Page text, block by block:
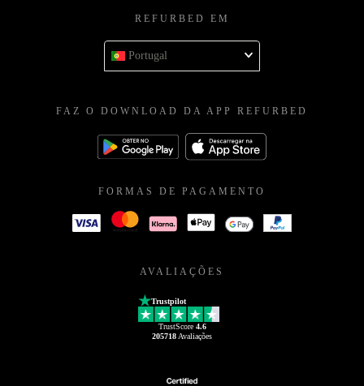
REFURBED EM
Portugal
FAZ O DOWNLOAD DA APP REFURBED
FORMAS DE PAGAMENTO
AVALIAÇÕES
Trustpilot
TrustScore 4.6
205718 Avaliações